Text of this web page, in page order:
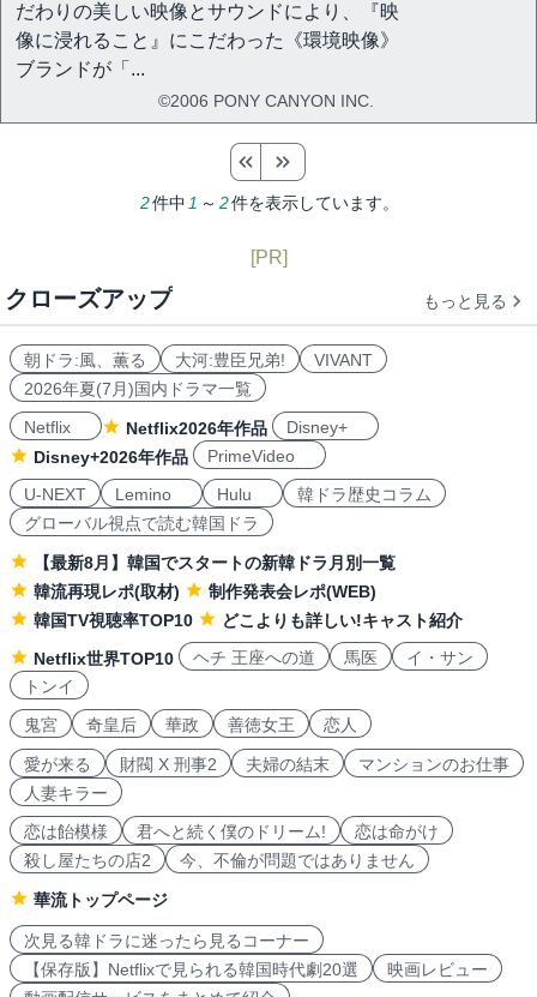
だわりの美しい映像とサウンドにより、『映
像に浸れること』にこだわった《環境映像》
ブランドが「...
©2006 PONY CANYON INC.
2件中 1 ～ 2件を表示しています。
[PR]
クローズアップ もっと見る
朝ドラ:風、薫る 大河:豊臣兄弟!
VIVANT
2026年夏(7月)国内ドラマ一覧
Netflix
Netflix2026年作品
Disney+
Disney+2026年作品
PrimeVideo
U-NEXT
Lemino Hulu
韓ドラ歴史コラム
グローバル視点で読む韓国ドラ
【最新8月】韓国でスタートの新韓ドラ月別一覧
韓流再現レポ(取材)
制作発表会レポ(WEB)
韓国TV視聴率TOP10
どこよりも詳しい!キャスト紹介
Netflix世界TOP10
ヘチ 王座への道 馬医
イ・サン
トンイ
鬼宮
奇皇后 華政 善徳女王 恋人
愛が来る 財閥 X 刑事2 夫婦の結末
マンションのお仕事
人妻キラー
恋は飴模様
君へと続く僕のドリーム!
恋は命がけ
殺し屋たちの店2
今、不倫が問題ではありません
華流トップページ
次見る韓ドラに迷ったら見るコーナー
【保存版】Netflixで見られる韓国時代劇20選
映画レビュー